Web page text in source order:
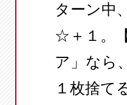
ターン中
☆＋１。
ア」なら
１枚捨て